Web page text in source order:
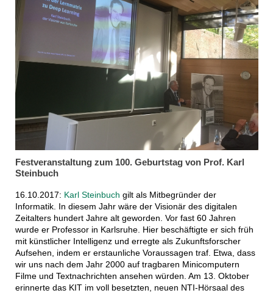
Festveranstaltung zum 100. Geburtstag von Prof. Karl
Steinbuch
16.10.2017: Karl Steinbuch gilt als Mitbegründer der
Informatik. In diesem Jahr wäre der Visionär des digitalen
Zeitalters hundert Jahre alt geworden. Vor fast 60 Jahren
wurde er Professor in Karlsruhe. Hier beschäftigte er sich früh
mit künstlicher Intelligenz und erregte als Zukunftsforscher
Aufsehen, indem er erstaunliche Voraussagen traf. Etwa, dass
wir uns nach dem Jahr 2000 auf tragbaren Minicomputern
Filme und Textnachrichten ansehen würden. Am 13. Oktober
erinnerte das KIT im voll besetzten, neuen NTI-Hörsaal des